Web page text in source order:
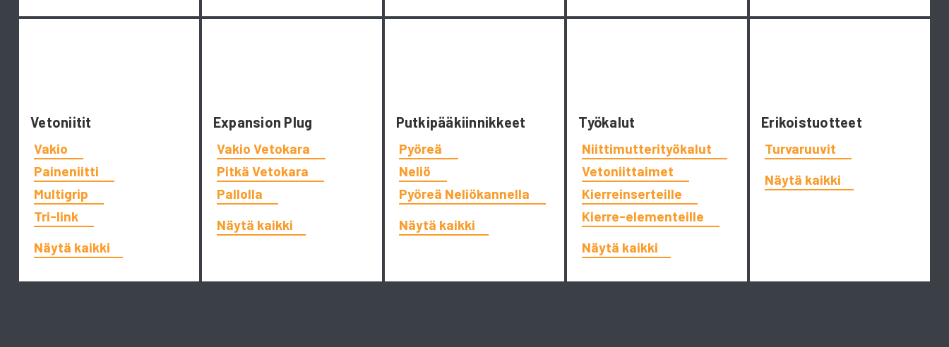
Vetoniitit
Vakio
Paineniitti
Multigrip
Tri-link
Näytä kaikki
Expansion Plug
Vakio Vetokara
Pitkä Vetokara
Pallolla
Näytä kaikki
Putkipääkiinnikkeet
Pyöreä
Neliö
Pyöreä Neliökannella
Näytä kaikki
Työkalut
Niittimutterityökalut
Vetoniittaimet
Kierreinserteille
Kierre-elementeille
Näytä kaikki
Erikoistuotteet
Turvaruuvit
Näytä kaikki